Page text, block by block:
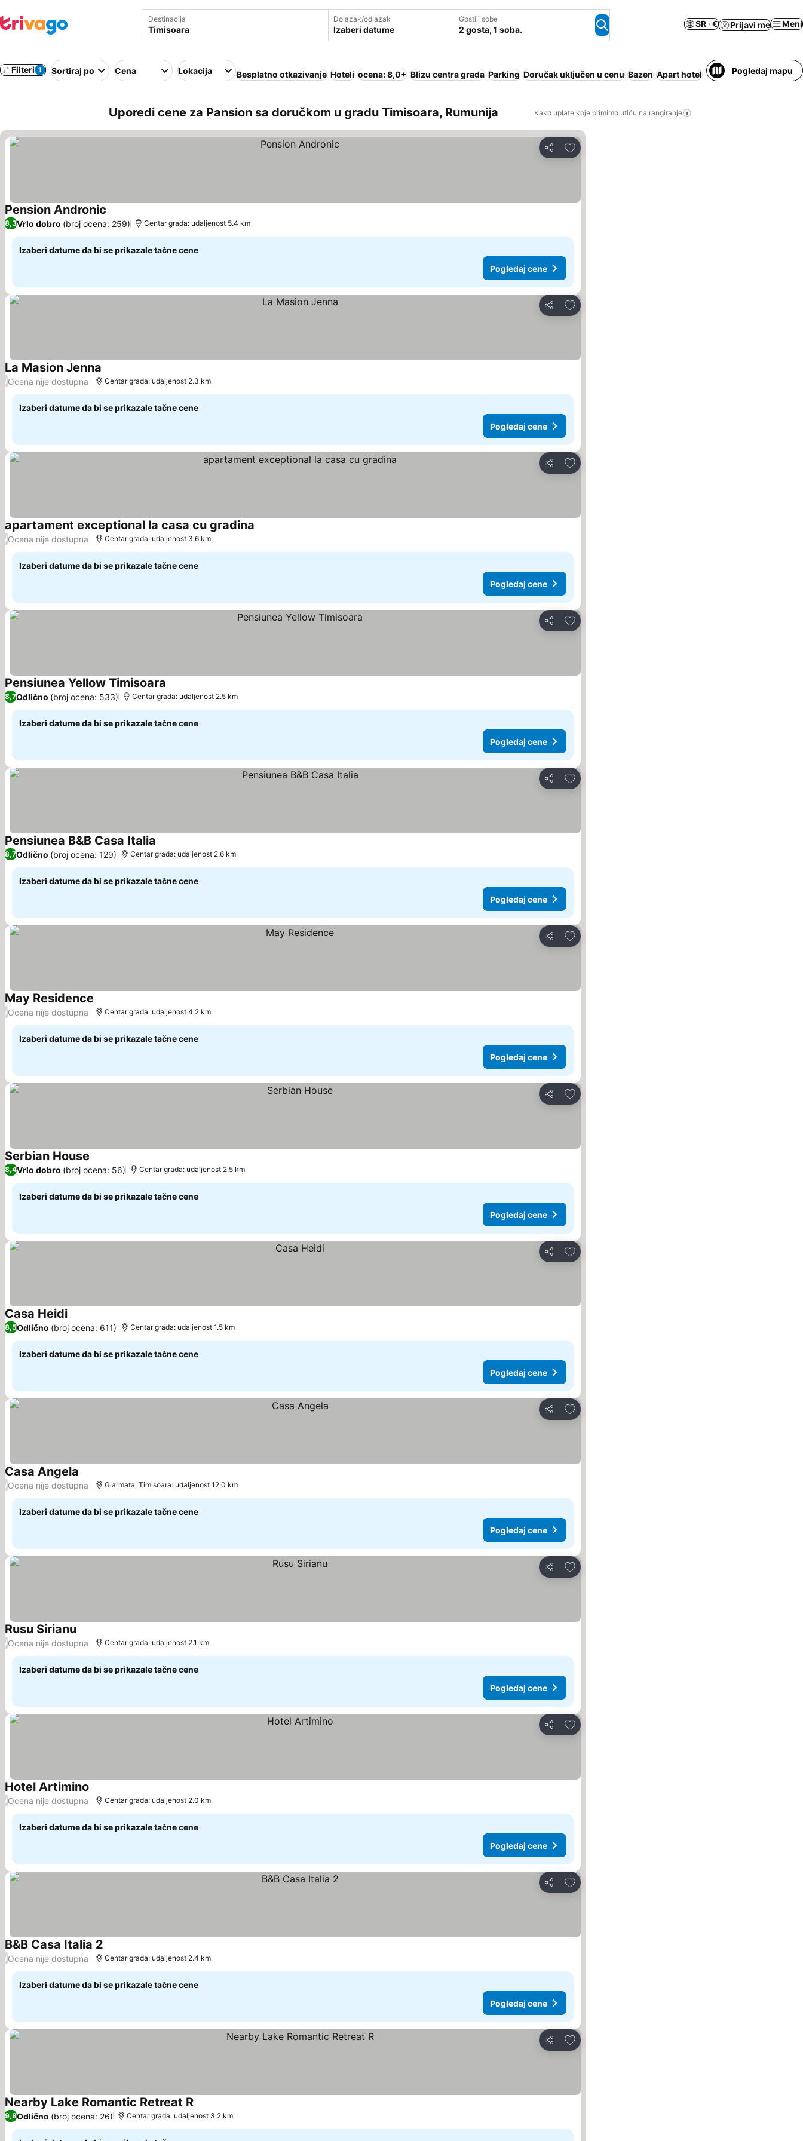
Destinacija Dolazak/odlazak
Izaberi datume
Gosti i sobe
2 gosta, 1 soba.
SR · € Prijavi me Meni
Filteri 1 Sortiraj po Cena Lokacija Besplatno otkazivanje Hoteli ocena: 8,0+ Blizu centra grada Parking Doručak uključen u cenu Bazen Apart hotel Klimatizacija Cela
Pogledaj mapu
Uporedi cene za Pansion sa doručkom u gradu Timisoara, Rumunija Kako uplate koje primimo utiču na rangiranje
Deli
Dodati u favorite
Pension Andronic
8,3Vrlo dobro (broj ocena: 259) Centar grada: udaljenost 5.4 km
Izaberi datume da bi se prikazale tačne cene
Pogledaj cene
Deli
Dodati u favorite
La Masion Jenna
/Ocena nije dostupna Centar grada: udaljenost 2.3 km
Izaberi datume da bi se prikazale tačne cene
Pogledaj cene
Deli
Dodati u favorite
apartament exceptional la casa cu gradina
/Ocena nije dostupna Centar grada: udaljenost 3.6 km
Izaberi datume da bi se prikazale tačne cene
Pogledaj cene
Deli
Dodati u favorite
Pensiunea Yellow Timisoara
8,7Odlično (broj ocena: 533) Centar grada: udaljenost 2.5 km
Izaberi datume da bi se prikazale tačne cene
Pogledaj cene
Deli
Dodati u favorite
Pensiunea B&B Casa Italia
8,7Odlično (broj ocena: 129) Centar grada: udaljenost 2.6 km
Izaberi datume da bi se prikazale tačne cene
Pogledaj cene
Deli
Dodati u favorite
May Residence
/Ocena nije dostupna Centar grada: udaljenost 4.2 km
Izaberi datume da bi se prikazale tačne cene
Pogledaj cene
Deli
Dodati u favorite
Serbian House
8,4Vrlo dobro (broj ocena: 56) Centar grada: udaljenost 2.5 km
Izaberi datume da bi se prikazale tačne cene
Pogledaj cene
Deli
Dodati u favorite
Casa Heidi
8,5Odlično (broj ocena: 611) Centar grada: udaljenost 1.5 km
Izaberi datume da bi se prikazale tačne cene
Pogledaj cene
Deli
Dodati u favorite
Casa Angela
/Ocena nije dostupna Giarmata, Timisoara: udaljenost 12.0 km
Izaberi datume da bi se prikazale tačne cene
Pogledaj cene
Deli
Dodati u favorite
Rusu Sirianu
/Ocena nije dostupna Centar grada: udaljenost 2.1 km
Izaberi datume da bi se prikazale tačne cene
Pogledaj cene
Deli
Dodati u favorite
Hotel Artimino
/Ocena nije dostupna Centar grada: udaljenost 2.0 km
Izaberi datume da bi se prikazale tačne cene
Pogledaj cene
Deli
Dodati u favorite
B&B Casa Italia 2
/Ocena nije dostupna Centar grada: udaljenost 2.4 km
Izaberi datume da bi se prikazale tačne cene
Pogledaj cene
Deli
Dodati u favorite
Nearby Lake Romantic Retreat R
9,8Odlično (broj ocena: 26) Centar grada: udaljenost 3.2 km